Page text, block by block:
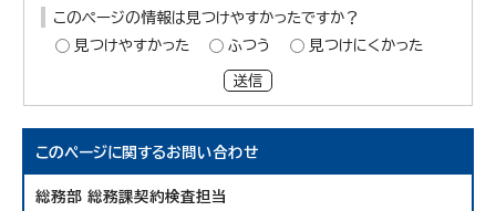
このページの情報は見つけやすかったですか？
見つけやすかった
ふつう 見つけにくかった
送信
このページに関するお問い合わせ
総務部 総務課契約検査担当